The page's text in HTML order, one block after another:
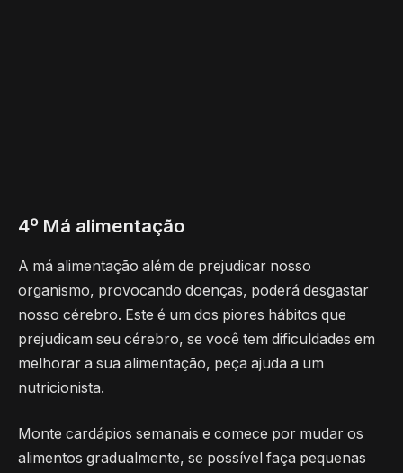
4º Má alimentação
A má alimentação além de prejudicar nosso
organismo, provocando doenças, poderá desgastar
nosso cérebro. Este é um dos piores hábitos que
prejudicam seu cérebro, se você tem dificuldades em
melhorar a sua alimentação, peça ajuda a um
nutricionista.
Monte cardápios semanais e comece por mudar os
alimentos gradualmente, se possível faça pequenas